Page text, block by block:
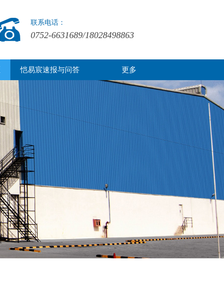
联系电话：
0752-6631689/18028498863
恺易宸速报与问答 更多